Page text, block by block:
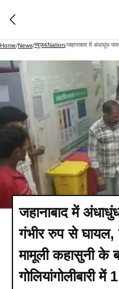
Home/News/न्यूज़4Nation/
जहानाबाद में
गंभीर रुप से
मामूली कहासुनी के
गोलियांगोलीबारी